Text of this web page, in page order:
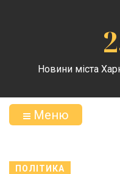
Новини міста
Меню
ПОЛІТИКА